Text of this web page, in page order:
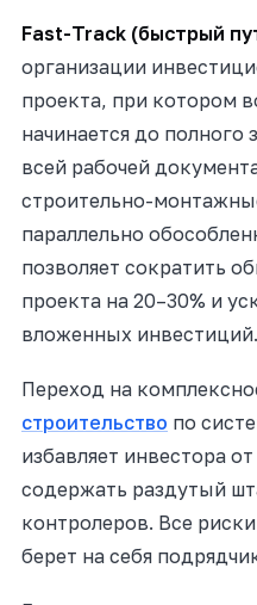
Fast-Track (быстрый
организации
проекта, при котором
начинается до полного
всей рабочей
строительно-
параллельно
позволяет сократить
проекта на 20–30% и
вложенных инвестиций.
Переход на
строительство по
избавляет инвестора
содержать раздутый
контролеров. Все
берет на себя